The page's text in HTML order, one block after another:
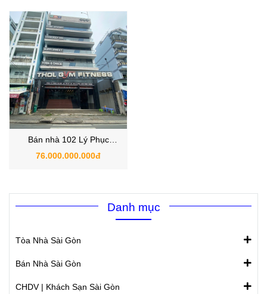
Bán nhà 102 Lý Phục
Man,phường Bình Thuận,
76.000.000.000đ
Danh mục
Tòa Nhà Sài Gòn
Bán Nhà Sài Gòn
CHDV | Khách Sạn Sài Gòn